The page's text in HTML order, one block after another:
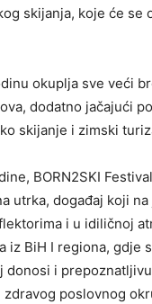
skijanja, koje će
okuplja sve veći
dodatno jačajući
skijanje i zimski
BORN2SKI
utrka, događaj koji
i u idiličnoj
BiH I regiona, gdje
donosi i
poslovnog